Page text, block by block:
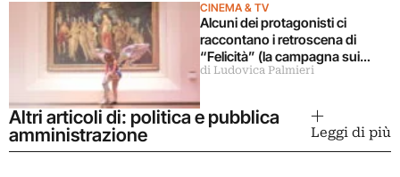
CINEMA & TV
Alcuni dei protagonisti ci
raccontano i retroscena di
“Felicità” (la campagna sui
musei statali)
di Ludovica Palmieri
Altri articoli di: politica e pubblica
amministrazione
Leggi di più